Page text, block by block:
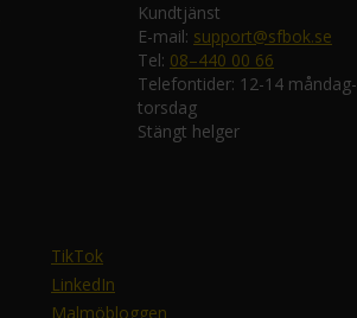
Kundtjänst
E-mail: support@sfbok.se
Tel: 08–440 00 66
Telefontider: 12-14 måndag-
torsdag
Stängt helger
TikTok
LinkedIn
Malmöbloggen